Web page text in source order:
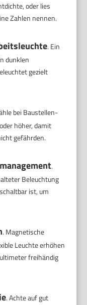
oder lies
Zahlen nennen.
. Ein
dunklen
gezielt
bei Baustellen-
höher, damit
gefährden.
.
Beleuchtung
ist, um
. Magnetische
Leuchte erhöhen
freihändig
. Achte auf gut